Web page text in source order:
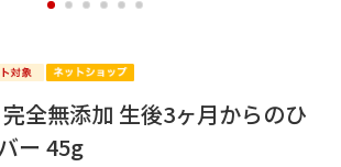
1 2 3 4 5 6
全無添加 生後3ヶ月からのひ
ー 45g